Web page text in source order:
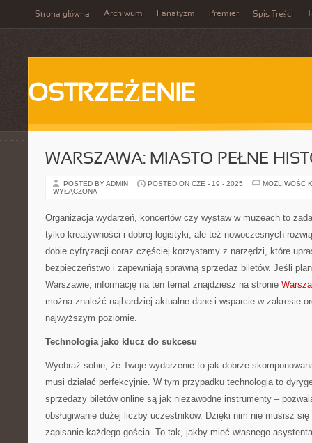
Strona główna Archiwum Fanatyzm Premier Spis Treści
OSTRZEŻENIE
WARSZAWA: MIASTO PEŁNE
POSTED BY ADMIN POSTED ON CZE - 19 - 2025
MOŻLIWOŚĆ
WYŁĄCZONA
Organizacja wydarzeń, koncertów czy wystaw w muzeach to
tylko kreatywności i dobrej logistyki, ale też nowoczesnych
dobie cyfryzacji coraz częściej korzystamy z narzędzi, które
bezpieczeństwo i zapewniają sprawną sprzedaż biletów. Jeśli
Warszawie, informację na ten temat znajdziesz na stronie
można znaleźć najbardziej aktualne dane i wsparcie w zakresie
najwyższym poziomie.
Technologia jako klucz do sukcesu
Wyobraź sobie, że Twoje wydarzenie to jak dobrze
musi działać perfekcyjnie. W tym przypadku technologia to
sprzedaży biletów online są jak niezawodne instrumenty –
obsługiwanie dużej liczby uczestników. Dzięki nim nie musisz
zapisanie każdego gościa. To tak, jakby mieć własnego